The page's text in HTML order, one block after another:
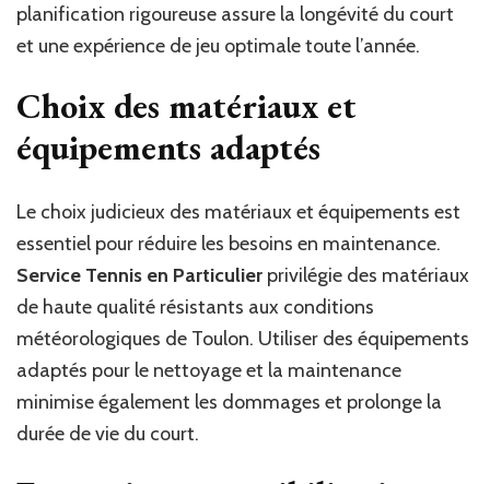
planification rigoureuse assure la longévité du court
et une expérience de jeu optimale toute l’année.
Choix des matériaux et
équipements adaptés
Le choix judicieux des matériaux et équipements est
essentiel pour réduire les besoins en maintenance.
Service Tennis en Particulier privilégie des matériaux
de haute qualité résistants aux conditions
météorologiques de Toulon. Utiliser des équipements
adaptés pour le nettoyage et la maintenance
minimise également les dommages et prolonge la
durée de vie du court.